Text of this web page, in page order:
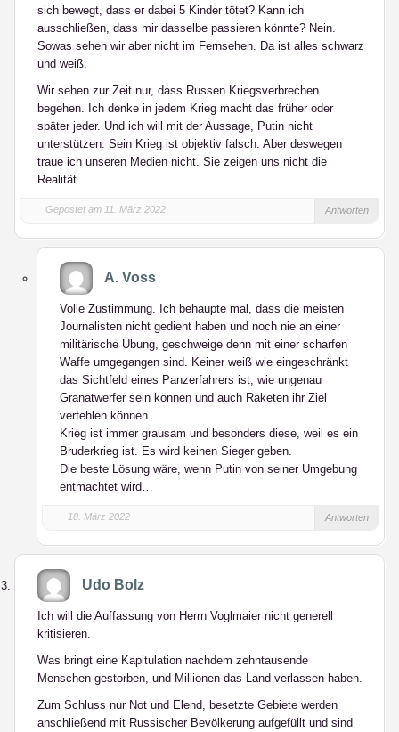
sich bewegt, dass er dabei 5 Kinder tötet? Kann ich
ausschließen, dass mir dasselbe passieren könnte? Nein.
Sowas sehen wir aber nicht im Fernsehen. Da ist alles schwarz
und weiß.
Wir sehen zur Zeit nur, dass Russen Kriegsverbrechen
begehen. Ich denke in jedem Krieg macht das früher oder
später jeder. Und ich will mit der Aussage, Putin nicht
unterstützen. Sein Krieg ist objektiv falsch. Aber deswegen
traue ich unseren Medien nicht. Sie zeigen uns nicht die
Realität.
Gepostet am 11. März 2022 Antworten
A. Voss
Volle Zustimmung. Ich behaupte mal, dass die meisten
Journalisten nicht gedient haben und noch nie an einer
militärische Übung, geschweige denn mit einer scharfen
Waffe umgegangen sind. Keiner weiß wie eingeschränkt
das Sichtfeld eines Panzerfahrers ist, wie ungenau
Granatwerfer sein können und auch Raketen ihr Ziel
verfehlen können.
Krieg ist immer grausam und besonders diese, weil es ein
Bruderkrieg ist. Es wird keinen Sieger geben.
Die beste Lösung wäre, wenn Putin von seiner Umgebung
entmachtet wird…
18. März 2022 Antworten
Udo Bolz
Ich will die Auffassung von Herrn Voglmaier nicht generell
kritisieren.
Was bringt eine Kapitulation nachdem zehntausende
Menschen gestorben, und Millionen das Land verlassen haben.
Zum Schluss nur Not und Elend, besetzte Gebiete werden
anschließend mit Russischer Bevölkerung aufgefüllt und sind